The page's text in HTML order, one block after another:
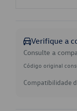
Verifique a
Consulte a
Código original
Compatibilidade